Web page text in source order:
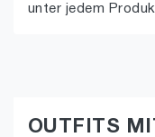
unter jedem
OUTFITS